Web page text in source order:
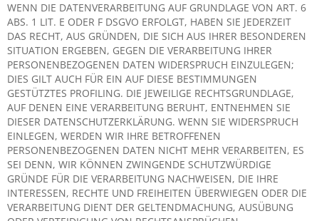
WENN DIE DATENVERARBEITUNG AUF GRUNDLAGE VON ART. 6
ABS. 1 LIT. E ODER F DSGVO ERFOLGT, HABEN SIE JEDERZEIT
DAS RECHT, AUS GRÜNDEN, DIE SICH AUS IHRER BESONDEREN
SITUATION ERGEBEN, GEGEN DIE VERARBEITUNG IHRER
PERSONENBEZOGENEN DATEN WIDERSPRUCH EINZULEGEN;
DIES GILT AUCH FÜR EIN AUF DIESE BESTIMMUNGEN
GESTÜTZTES PROFILING. DIE JEWEILIGE RECHTSGRUNDLAGE,
AUF DENEN EINE VERARBEITUNG BERUHT, ENTNEHMEN SIE
DIESER DATENSCHUTZERKLÄRUNG. WENN SIE WIDERSPRUCH
EINLEGEN, WERDEN WIR IHRE BETROFFENEN
PERSONENBEZOGENEN DATEN NICHT MEHR VERARBEITEN, ES
SEI DENN, WIR KÖNNEN ZWINGENDE SCHUTZWÜRDIGE
GRÜNDE FÜR DIE VERARBEITUNG NACHWEISEN, DIE IHRE
INTERESSEN, RECHTE UND FREIHEITEN ÜBERWIEGEN ODER DIE
VERARBEITUNG DIENT DER GELTENDMACHUNG, AUSÜBUNG